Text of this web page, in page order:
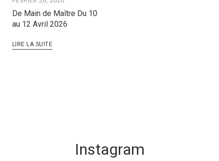
De Main de Maître Du 10
au 12 Avril 2026
LIRE LA SUITE
Instagram